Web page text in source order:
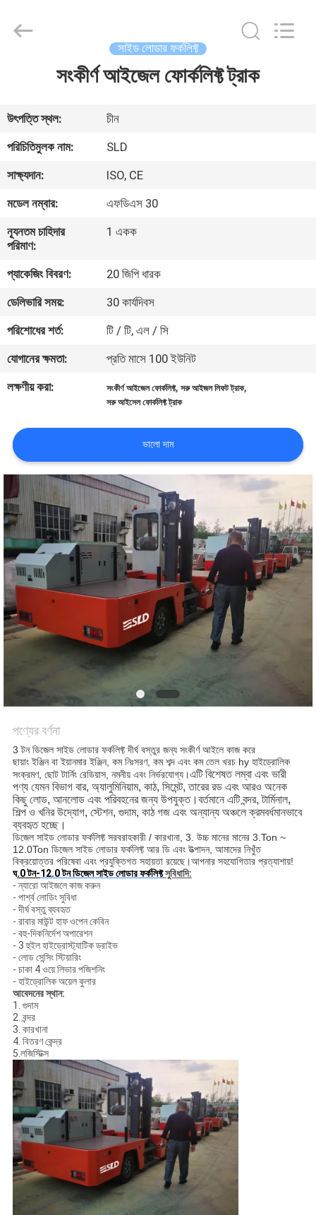
পণ্য
আমাদের
কারখানা
ভ্রমণ
মান
নিয়ন্ত্রণ
সাইট
PRIVACY
POLICY
সাইড লোডার ফর্কলিফ্ট
সংকীর্ণ আইজেল ফোর্কলিফ্ট ট্রাক
উৎপত্তি স্থল:
চীন
পরিচিতিমুলক নাম:
SLD
সাক্ষ্যদান:
ISO, CE
মডেল নম্বার:
এফডিএস 30
ন্যূনতম চাহিদার
পরিমাণ:
1 একক
প্যাকেজিং বিবরণ:
20 জিপি ধারক
ডেলিভারি সময়:
30 কার্যদিবস
পরিশোধের শর্ত:
টি / টি, এল / সি
যোগানের ক্ষমতা:
প্রতি মাসে 100 ইউনিট
লক্ষণীয় করা:
সংকীর্ণ আইজেল ফোর্কলিফ্ট,সরু আইজল লিফট ট্রাক,
সরু আইসেল ফোর্কলিফ্ট ট্রাক
ভালো দাম
পণ্যের বর্ণনা
3 টন ডিজেল সাইড লোডার ফর্কলিফ্ট দীর্ঘ বস্তুর জন্য সংকীর্ণ আইলে কাজ করে
ছায়াং ইঞ্জিন বা ইয়ানমার ইঞ্জিন, কম নিঃসরণ, কম শব্দ এবং কম তেল খরচ hy হাইড্রোলিক
সংক্রমণ, ছোট টার্নিং রেডিয়াস, নমনীয় এবং নির্ভরযোগ্য।এটি বিশেষত লম্বা এবং ভারী
পণ্য যেমন বিভাগ বার, অ্যালুমিনিয়াম, কাঠ, সিমেন্ট, তারের রড এবং আরও অনেক
কিছু লোড, আনলোড এবং পরিবহনের জন্য উপযুক্ত।বর্তমানে এটি বন্দর, টার্মিনাল,
শিল্প ও খনির উদ্যোগ, স্টেশন, গুদাম, কাঠ গজ এবং অন্যান্য অঞ্চলে ক্রমবর্ধমানভাবে
ব্যবহৃত হচ্ছে।
ডিজেল সাইড লোডার ফর্কলিফ্ট সরবরাহকারী / কারখানা, 3. উচ্চ মানের মানের 3.Ton ~
12.0Ton ডিজেল সাইড লোডার ফর্কলিফ্ট আর ডি এবং উত্পাদন, আমাদের নিখুঁত
বিক্রয়োত্তর পরিষেবা এবং প্রযুক্তিগত সহায়তা রয়েছে।আপনার সহযোগিতার প্রত্যাশায়!
ঘ.0 টন-12.0 টন ডিজেল সাইড লোডার ফর্কলিফ্টসুবিধাদি:
- ন্যারো আইজলে কাজ করুন
- পার্শ্ব লোডিং সুবিধা
- দীর্ঘ বস্তু ব্যবহৃত
- রাবার মাউন্ট হাফ ওপেন কেবিন
- বহু-দিকনির্দেশ অপারেশন
- 3 হুইল হাইড্রোস্ট্যাটিক ড্রাইভ
- লোড সেন্সিং স্টিয়ারিং
- চাকা 4 ওয়ে লিভার পজিশনিং
- হাইড্রোলিক অয়েল কুলার
আবেদনের স্থান:
1. গুদাম
2. বন্দর
3. কারখানা
4. বিতরণ কেন্দ্র
5.লজিস্টিক্স